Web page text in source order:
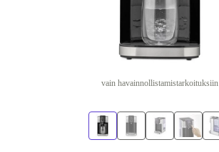
vain havainnollistamistarkoituksiin